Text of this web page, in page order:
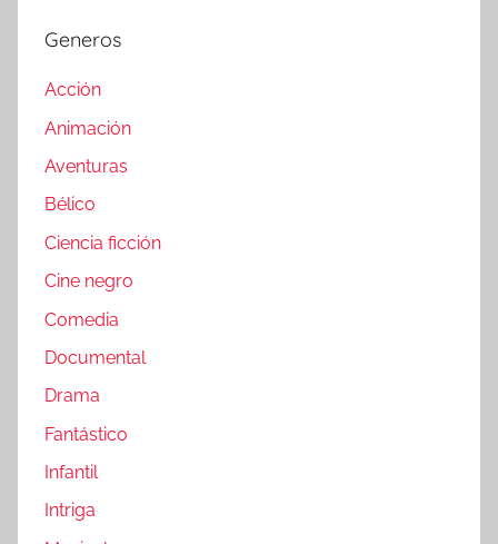
Generos
Acción
Animación
Aventuras
Bélico
Ciencia ficción
Cine negro
Comedia
Documental
Drama
Fantástico
Infantil
Intriga